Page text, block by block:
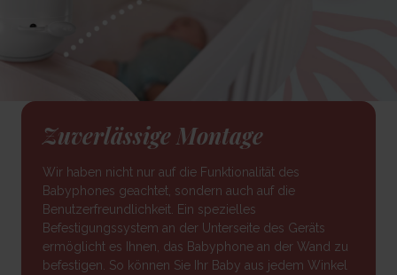
Zuverlässige Montage
Wir haben nicht nur auf die Funktionalität des
Babyphones geachtet, sondern auch auf die
Benutzerfreundlichkeit. Ein spezielles
Befestigungssystem an der Unterseite des Geräts
ermöglicht es Ihnen, das Babyphone an der Wand zu
befestigen. So können Sie Ihr Baby aus jedem Winkel